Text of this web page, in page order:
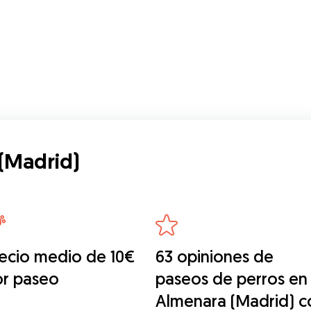
medio de 10€
paseo
63 opiniones de
paseos de perros en
Almenara (Madrid)